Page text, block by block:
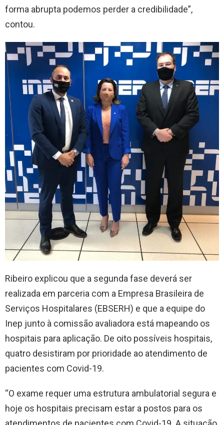
forma abrupta podemos perder a credibilidade”,
contou.
Ribeiro explicou que a segunda fase deverá ser
realizada em parceria com a Empresa Brasileira de
Serviços Hospitalares (EBSERH) e que a equipe do
Inep junto à comissão avaliadora está mapeando os
hospitais para aplicação. De oito possíveis hospitais,
quatro desistiram por prioridade ao atendimento de
pacientes com Covid-19.
“O exame requer uma estrutura ambulatorial segura e
hoje os hospitais precisam estar a postos para os